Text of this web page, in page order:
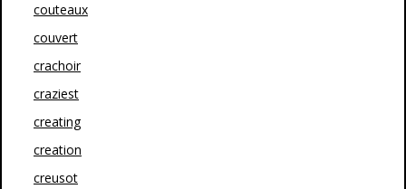
couteaux
couvert
crachoir
craziest
creating
creation
creusot